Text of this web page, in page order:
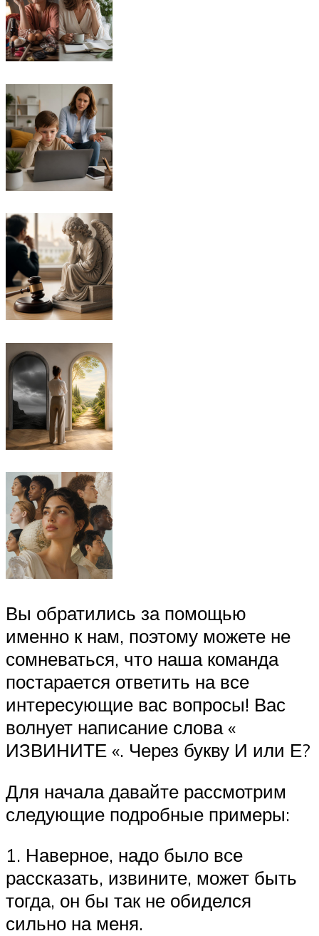
Вы обратились за помощью
именно к нам, поэтому можете не
сомневаться, что наша команда
постарается ответить на все
интересующие вас вопросы! Вас
волнует написание слова «
ИЗВИНИТЕ «. Через букву И или Е?
Для начала давайте рассмотрим
следующие подробные примеры:
1. Наверное, надо было все
рассказать, извините, может быть
тогда, он бы так не обиделся
сильно на меня.